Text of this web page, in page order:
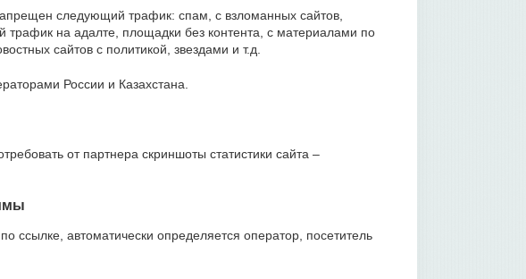
следующий трафик: спам, с взломанных сайтов,
трафик на адалте, площадки без контента, с материалами по
сайтов с политикой, звездами и т.д.
России и Казахстана.
от партнера скриншоты статистики сайта –
ссылке, автоматически определяется оператор, посетитель